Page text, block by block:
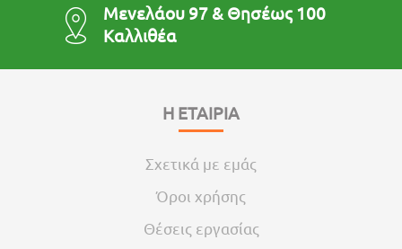
Μενελάου 97 & Θησέως 100
Καλλιθέα
Η ΕΤΑΙΡΙΑ
Σχετικά με εμάς
Όροι χρήσης
Θέσεις εργασίας